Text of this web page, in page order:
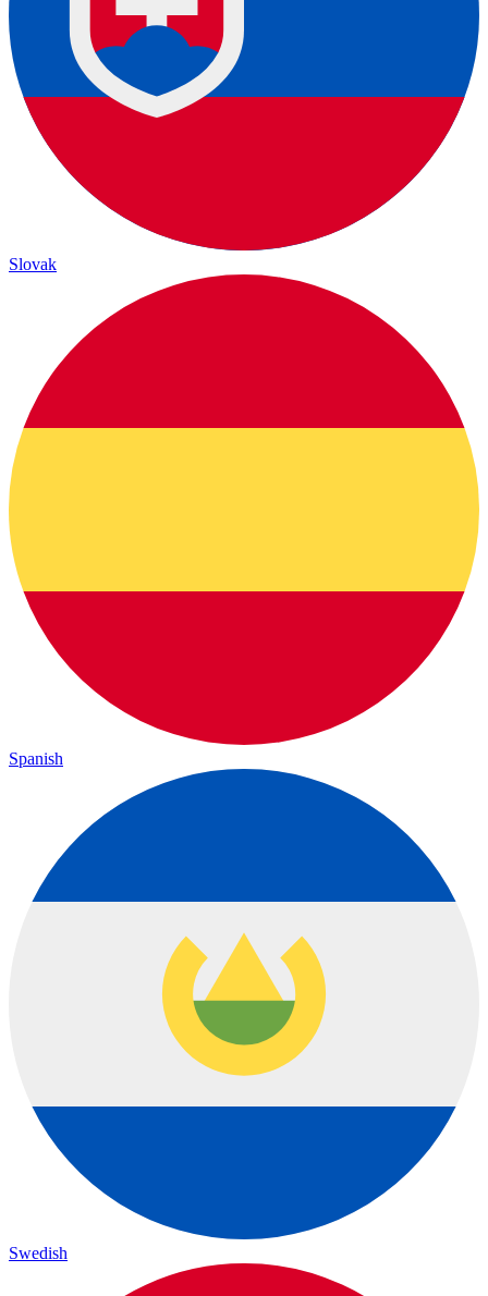
Slovak
Spanish
Swedish